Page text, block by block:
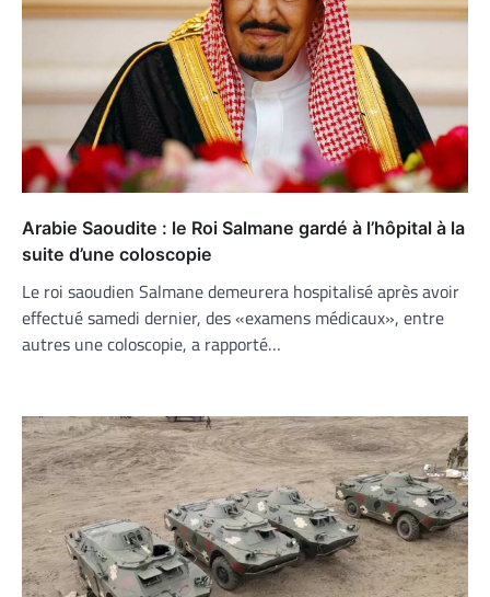
Arabie Saoudite : le Roi Salmane gardé à l’hôpital à la
suite d’une coloscopie
Le roi saoudien Salmane demeurera hospitalisé après avoir
effectué samedi dernier, des «examens médicaux», entre
autres une coloscopie, a rapporté…